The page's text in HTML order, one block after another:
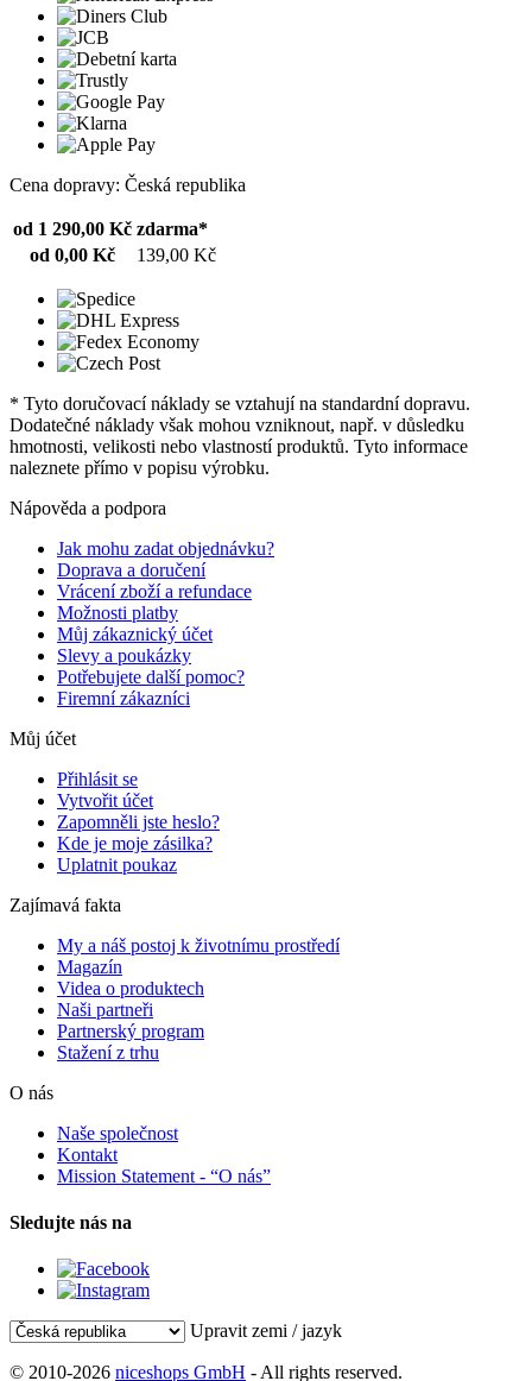
Cena dopravy: Česká republika
od 1 290,00 Kč zdarma*
od 0,00 Kč
139,00 Kč
* Tyto doručovací náklady se vztahují na standardní dopravu.
Dodatečné náklady však mohou vzniknout, např. v důsledku
hmotnosti, velikosti nebo vlastností produktů. Tyto informace
naleznete přímo v popisu výrobku.
Nápověda a podpora
Jak mohu zadat objednávku?
Doprava a doručení
Vrácení zboží a refundace
Možnosti platby
Můj zákaznický účet
Slevy a poukázky
Potřebujete další pomoc?
Firemní zákazníci
Můj účet
Přihlásit se
Vytvořit účet
Zapomněli jste heslo?
Kde je moje zásilka?
Uplatnit poukaz
Zajímavá fakta
My a náš postoj k životnímu prostředí
Magazín
Videa o produktech
Naši partneři
Partnerský program
Stažení z trhu
O nás
Naše společnost
Kontakt
Mission Statement - “O nás”
Sledujte nás na
Upravit zemi / jazyk
© 2010-2026 niceshops GmbH - All rights reserved.